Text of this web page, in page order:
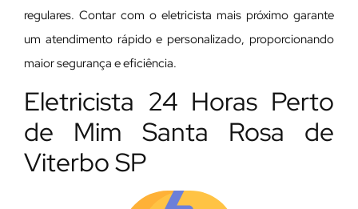
regulares. Contar com o eletricista mais próximo garante
um atendimento rápido e personalizado, proporcionando
maior segurança e eficiência.
Eletricista 24 Horas Perto
de Mim Santa Rosa de
Viterbo SP